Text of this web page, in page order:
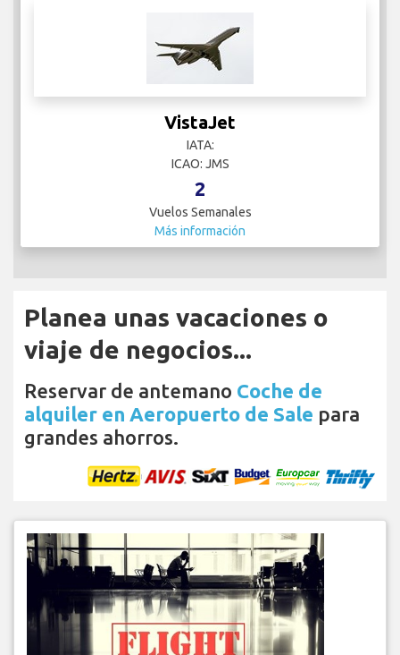
VistaJet
IATA:
ICAO: JMS
2
Vuelos Semanales
Más información
Planea unas vacaciones o
viaje de negocios...
Reservar de antemano Coche de
alquiler en Aeropuerto de Sale para
grandes ahorros.